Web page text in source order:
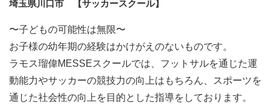
埼玉県川口市 【サッカースクール】
〜子どもの可能性は無限〜
お子様の幼年期の経験はかけがえのないものです。
ラモス瑠偉MESSEスクールでは、フットサルを通じた運
動能力やサッカーの競技力の向上はもちろん、スポーツを
通じた社会性の向上を目的とした指導をしております。